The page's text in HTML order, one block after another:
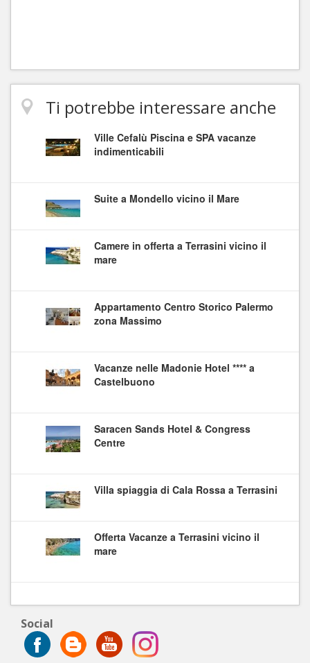
Ti potrebbe interessare anche
Ville Cefalù Piscina e SPA vacanze
indimenticabili
Suite a Mondello vicino il Mare
Camere in offerta a Terrasini vicino il
mare
Appartamento Centro Storico Palermo
zona Massimo
Vacanze nelle Madonie Hotel **** a
Castelbuono
Saracen Sands Hotel & Congress
Centre
Villa spiaggia di Cala Rossa a Terrasini
Offerta Vacanze a Terrasini vicino il
mare
Social